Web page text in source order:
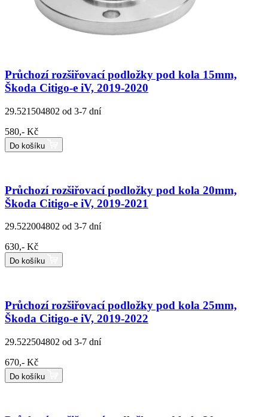
Průchozí rozšiřovací podložky pod kola 15mm,
Škoda Citigo-e iV, 2019-2020
29.521504802 od 3-7 dní
580,- Kč
Do košíku
Průchozí rozšiřovací podložky pod kola 20mm,
Škoda Citigo-e iV, 2019-2021
29.522004802 od 3-7 dní
630,- Kč
Do košíku
Průchozí rozšiřovací podložky pod kola 25mm,
Škoda Citigo-e iV, 2019-2022
29.522504802 od 3-7 dní
670,- Kč
Do košíku